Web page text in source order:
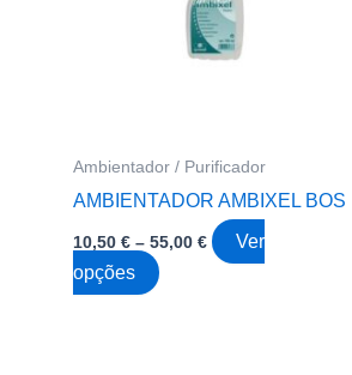
Ambientador / Purificador
AMBIENTADOR AMBIXEL BOS
10,50€ – 55,00€Price
range:
Ver
opções
This